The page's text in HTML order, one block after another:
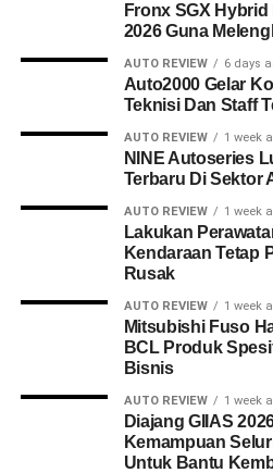
Fronx SGX
2026 Guna
AUTO REVIEW 6 days
Auto2000 Gelar
Teknisi Dan Staff
AUTO REVIEW 1 week
NINE Autoseries
Terbaru Di Sektor
AUTO REVIEW 1 week
Lakukan
Kendaraan Tetap
Rusak
AUTO REVIEW 1 week
Mitsubishi Fuso
BCL Produk
Bisnis
AUTO REVIEW 1 week
Diajang GIIAS
Kemampuan
Untuk Bantu